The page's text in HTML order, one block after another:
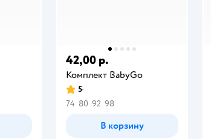
42,00 р.
Комплект BabyGo
5
74 80 92 98
В корзину